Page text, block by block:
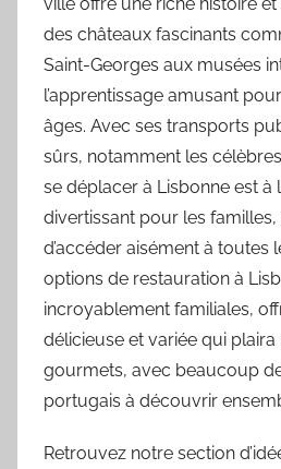
ville offre une riche histoire
des châteaux fascinants
Saint-Georges aux musées
l’apprentissage amusant
âges. Avec ses transports
sûrs, notamment les
se déplacer à Lisbonne est à
divertissant pour les
d’accéder aisément à toutes
options de restauration à
incroyablement familiales,
délicieuse et variée qui
gourmets, avec beaucoup
portugais à découvrir
Retrouvez notre section